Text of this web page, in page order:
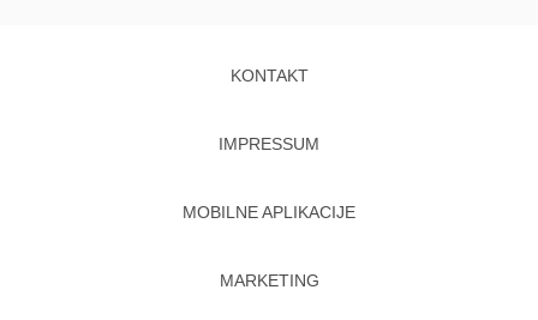
KONTAKT
IMPRESSUM
MOBILNE APLIKACIJE
MARKETING